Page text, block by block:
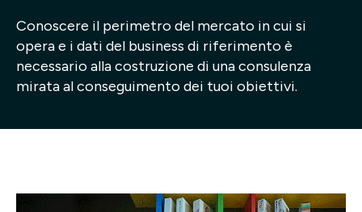
Chi Siamo
Cosa facciamo
Progetti
Conoscere il perimetro del mercato in cui si
opera e i dati del business di riferimento è
necessario alla costruzione di una consulenza
mirata al conseguimento dei tuoi obiettivi.